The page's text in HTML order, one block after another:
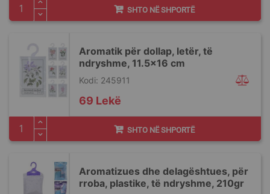
SHTO NË SHPORTË
Aromatik për dollap, letër, të
ndryshme, 11.5x16 cm
Kodi: 245911
69 Lekë
SHTO NË SHPORTË
Aromatizues dhe delagështues, për
rroba, plastike, të ndryshme, 210gr